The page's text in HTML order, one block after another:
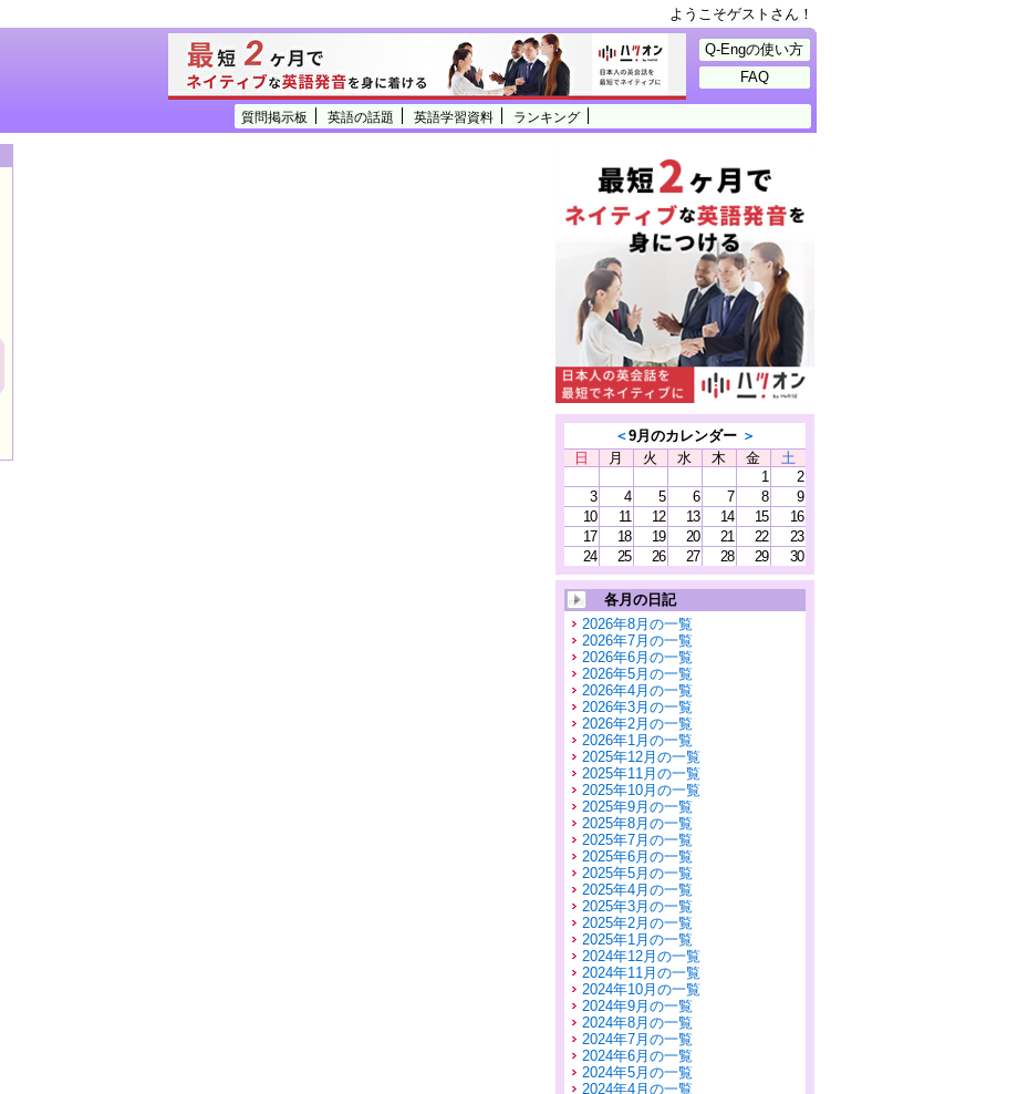
ようこそゲストさん！
質問掲示板 英語の話題 英語学習資料 ランキング
Q-Engの使い方
FAQ
＜9月のカレンダー ＞
日
月 火 水 木 金
土
1
2
3
4 5 6 7 8
9
10
11 12 13 14 15
16
17
18 19 20 21 22
23
24
25 26 27 28 29 30
各月の日記
2026年8月の一覧
2026年7月の一覧
2026年6月の一覧
2026年5月の一覧
2026年4月の一覧
2026年3月の一覧
2026年2月の一覧
2026年1月の一覧
2025年12月の一覧
2025年11月の一覧
2025年10月の一覧
2025年9月の一覧
2025年8月の一覧
2025年7月の一覧
2025年6月の一覧
2025年5月の一覧
2025年4月の一覧
2025年3月の一覧
2025年2月の一覧
2025年1月の一覧
2024年12月の一覧
2024年11月の一覧
2024年10月の一覧
2024年9月の一覧
2024年8月の一覧
2024年7月の一覧
2024年6月の一覧
2024年5月の一覧
2024年4月の一覧